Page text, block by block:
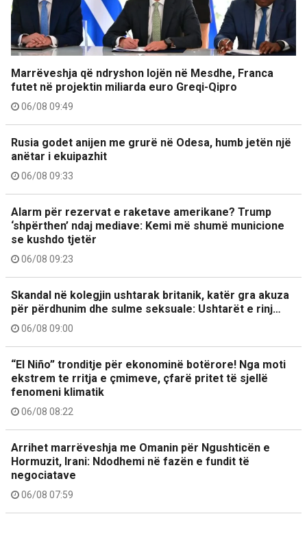
Marrëveshja që ndryshon lojën në Mesdhe, Franca
futet në projektin miliarda euro Greqi-Qipro
06/08 09:49
Rusia godet anijen me grurë në Odesa, humb jetën një
anëtar i ekuipazhit
06/08 09:33
Alarm për rezervat e raketave amerikane? Trump
‘shpërthen’ ndaj mediave: Kemi më shumë municione
se kushdo tjetër
06/08 09:23
Skandal në kolegjin ushtarak britanik, katër gra akuza
për përdhunim dhe sulme seksuale: Ushtarët e rinj…
06/08 09:00
“El Niño” tronditje për ekonominë botërore! Nga moti
ekstrem te rritja e çmimeve, çfarë pritet të sjellë
fenomeni klimatik
06/08 08:22
Arrihet marrëveshja me Omanin për Ngushticën e
Hormuzit, Irani: Ndodhemi në fazën e fundit të
negociatave
06/08 07:59